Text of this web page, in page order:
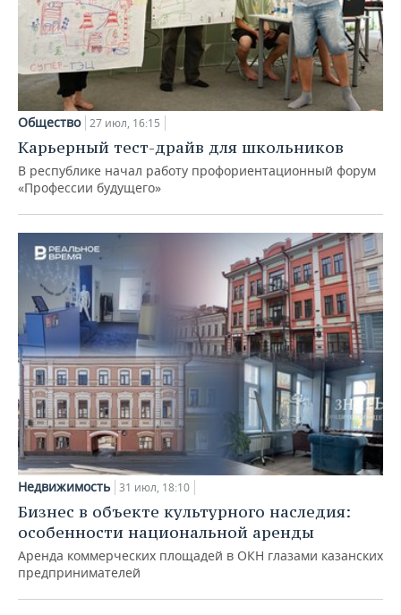
Общество 27 июл, 16:15
Карьерный тест-драйв для школьников
В республике начал работу профориентационный форум
«Профессии будущего»
Недвижимость 31 июл, 18:10
Бизнес в объекте культурного наследия:
особенности национальной аренды
Аренда коммерческих площадей в ОКН глазами казанских
предпринимателей